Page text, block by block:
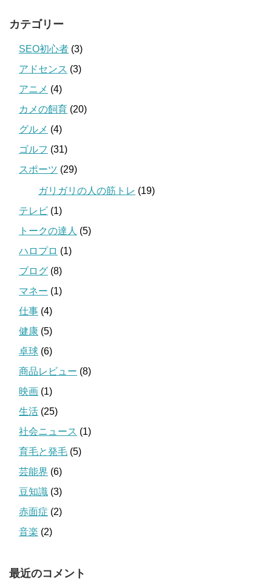
カテゴリー
SEO初心者 (3)
アドセンス (3)
アニメ (4)
カメの飼育 (20)
グルメ (4)
ゴルフ (31)
スポーツ (29)
ガリガリの人の筋トレ (19)
テレビ (1)
トークの達人 (5)
ハロプロ (1)
ブログ (8)
マネー (1)
仕事 (4)
健康 (5)
卓球 (6)
商品レビュー (8)
映画 (1)
生活 (25)
社会ニュース (1)
育毛と発毛 (5)
芸能界 (6)
豆知識 (3)
赤面症 (2)
音楽 (2)
最近のコメント